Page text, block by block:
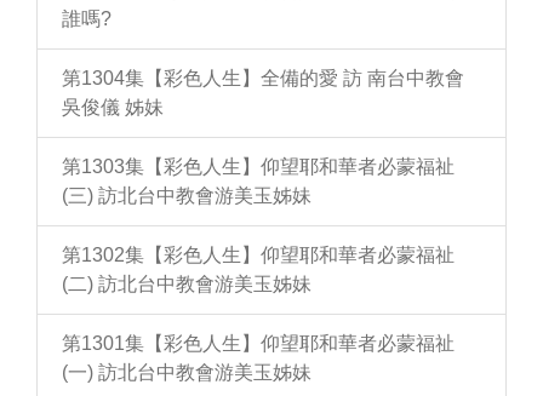
誰嗎?
第1304集【彩色人生】全備的愛 訪 南台中教會
吳俊儀 姊妹
第1303集【彩色人生】仰望耶和華者必蒙福祉
(三) 訪北台中教會游美玉姊妹
第1302集【彩色人生】仰望耶和華者必蒙福祉
(二) 訪北台中教會游美玉姊妹
第1301集【彩色人生】仰望耶和華者必蒙福祉
(一) 訪北台中教會游美玉姊妹